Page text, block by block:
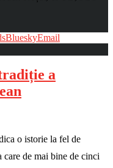
BlueskyEmail
a
o istorie la fel de
care de mai bine de cinci